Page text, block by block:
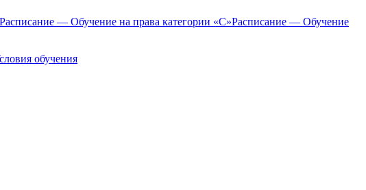
Расписание — Обучение на права категории «C»Расписание — Обучение
обучения